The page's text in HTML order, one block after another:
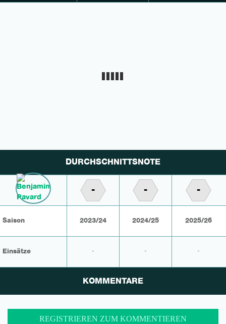
DURCHSCHNITTSNOTE
- - -
Saison 2023/24 2024/25 2025/26
Einsätze - - -
KOMMENTARE
REGISTRIEREN ZUM KOMMENTIEREN